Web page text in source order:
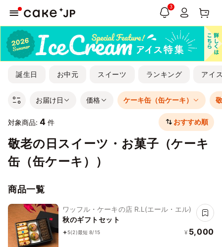
3
誕生日 お中元 スイーツ ランキング アイ
お届け日 価格 ケーキ缶（缶ケーキ）
対象商品: 4 件 おすすめ順
敬老の日スイーツ・お菓子（ケーキ
缶（缶ケーキ））
商品一覧
ワッフル・ケーキの店 R.L(エール・エル)
秋のギフトセット
5(2)最短 8/15 ¥ 5,000